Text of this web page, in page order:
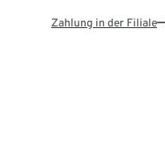
Zahlung in der Filiale